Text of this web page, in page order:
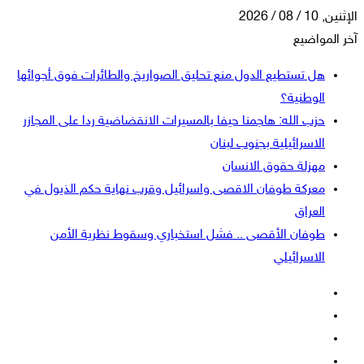
الإثنين, 10 / 08 / 2026
آخر المواضيع
هل تستطيع الدول منع تحليق الصواريخ والطائرات فوق أجوائها
الوطنية؟
حزب الله: هاجمنا حيفا بالمسيرات الانقضاضية ردا على المجازر
الاسرائيلية بجنوب لبنان
مهزلة حقوق الانسان
معركة طوفان الاقصى واسرائيل وقرب نهاية حكم الذيول في
العراق
طوفان الأقصى .. فشل استخباري وسقوط نظرية الأمن
الاسرائيلي